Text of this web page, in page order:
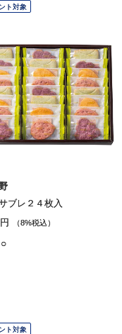
ト対象
ブレ２４枚入
円 （8%税込）
ト対象